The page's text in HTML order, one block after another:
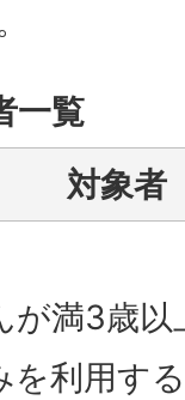
一覧
対象者
が満3歳以
を利用す